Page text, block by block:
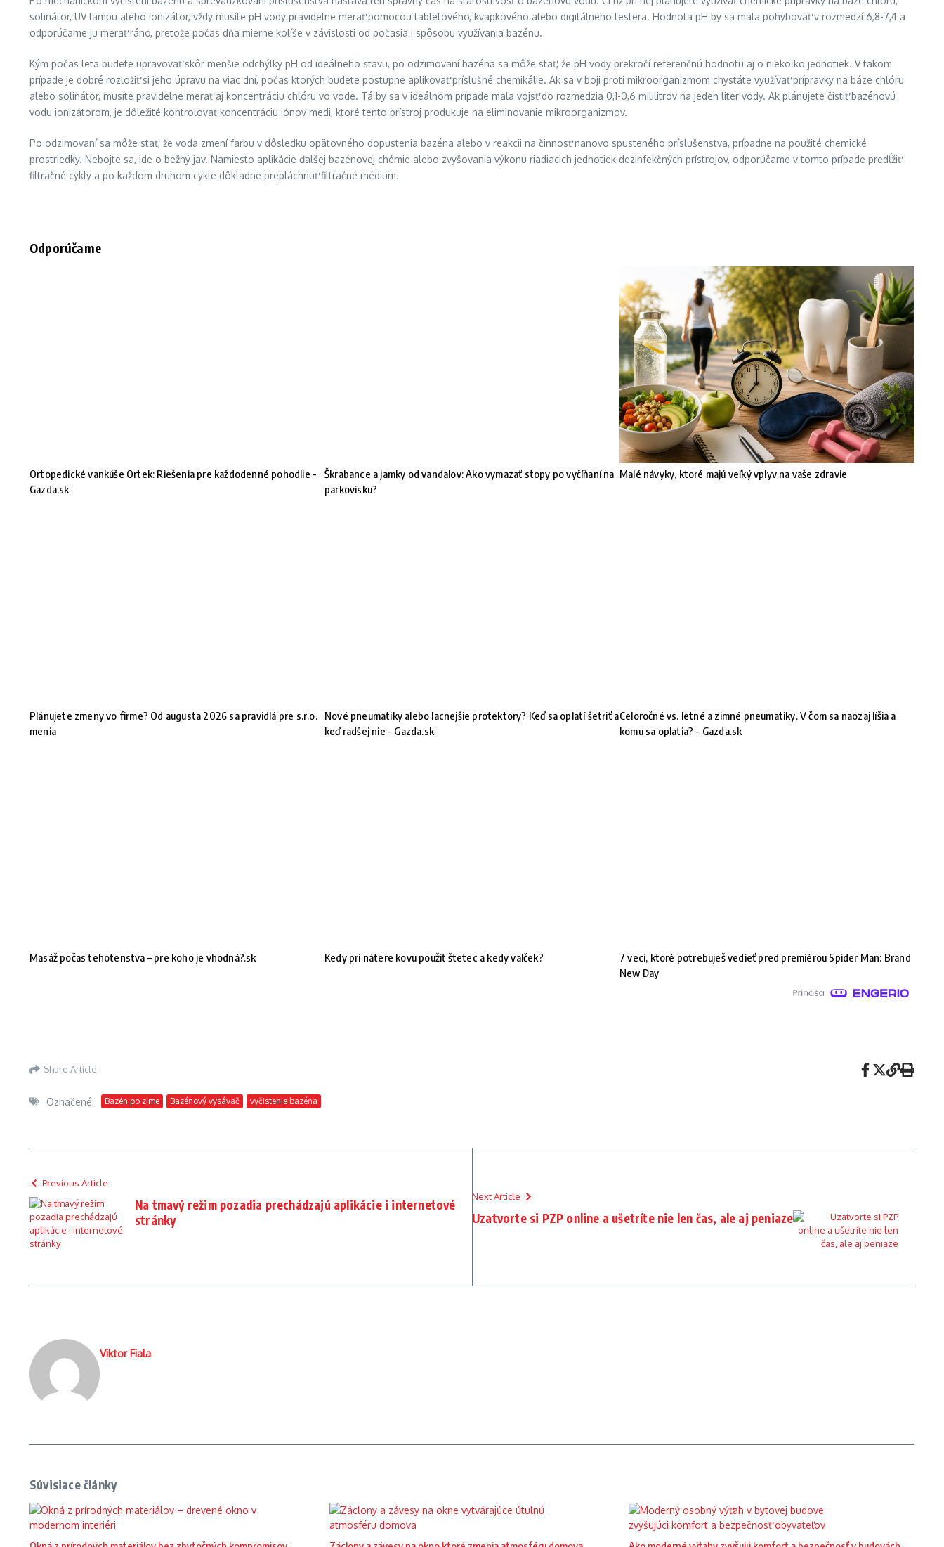
solinátor, UV lampu alebo ionizátor, vždy musíte pH vody pravidelne merať pomocou tabletového, kvapkového alebo digitálneho testera. Hodnota pH by sa mala pohybovať v rozmedzí 6,8-7,4 a
odporúčame ju merať ráno, pretože počas dňa mierne kolíše v závislosti od počasia i spôsobu využívania bazénu.
Kým počas leta budete upravovať skôr menšie odchýlky pH od ideálneho stavu, po odzimovaní bazéna sa môže stať, že pH vody prekročí referenčnú hodnotu aj o niekoľko jednotiek. V takom
prípade je dobré rozložiť si jeho úpravu na viac dní, počas ktorých budete postupne aplikovať príslušné chemikálie. Ak sa v boji proti mikroorganizmom chystáte využívať prípravky na báze chlóru
alebo solinátor, musíte pravidelne merať aj koncentráciu chlóru vo vode. Tá by sa v ideálnom prípade mala vojsť do rozmedzia 0,1-0,6 mililitrov na jeden liter vody. Ak plánujete čistiť bazénovú
vodu ionizátorom, je dôležité kontrolovať koncentráciu iónov medi, ktoré tento prístroj produkuje na eliminovanie mikroorganizmov.
Po odzimovaní sa môže stať, že voda zmení farbu v dôsledku opätovného dopustenia bazéna alebo v reakcii na činnosť nanovo spusteného príslušenstva, prípadne na použité chemické
prostriedky. Nebojte sa, ide o bežný jav. Namiesto aplikácie ďalšej bazénovej chémie alebo zvyšovania výkonu riadiacich jednotiek dezinfekčných prístrojov, odporúčame v tomto prípade predĺžiť
filtračné cykly a po každom druhom cykle dôkladne prepláchnuť filtračné médium.
Odporúčame
Ortopedické vankúše Ortek: Riešenia pre každodenné pohodlie -
Gazda.sk
Škrabance a jamky od vandalov: Ako vymazať stopy po vyčíňaní na
parkovisku?
Malé návyky, ktoré majú veľký vplyv na vaše zdravie
Plánujete zmeny vo firme? Od augusta 2026 sa pravidlá pre s.r.o.
menia
Nové pneumatiky alebo lacnejšie protektory? Keď sa oplatí šetriť a
keď radšej nie - Gazda.sk
Celoročné vs. letné a zimné pneumatiky. V čom sa naozaj líšia a
komu sa oplatia? - Gazda.sk
Masáž počas tehotenstva – pre koho je vhodná?.sk Kedy pri nátere kovu použiť štetec a kedy valček?
7 vecí, ktoré potrebuješ vedieť pred premiérou Spider Man: Brand
New Day
Share Article
Označené: Bazén po zime Bazénový vysávač vyčistenie bazéna
Previous Article
Na tmavý režim pozadia prechádzajú aplikácie i internetové
stránky
Next Article
Uzatvorte si PZP online a ušetríte nie len čas, ale aj peniaze
Viktor Fiala
Súvisiace články